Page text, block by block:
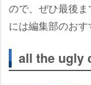
ので、ぜひ最後
には編集部のおす
all the ugly